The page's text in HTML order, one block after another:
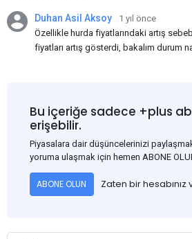
Duhan Asil Aksoy
1 yıl önce
Özellikle hurda fiyatlarındaki artış
fiyatları artış gösterdi, bakalım durum
Bu içeriğe sadece +plus
erişebilir.
Piyasalara dair düşüncelerinizi
yoruma ulaşmak için hemen ABONE
ABONE OLUN Zaten bir hesabınız